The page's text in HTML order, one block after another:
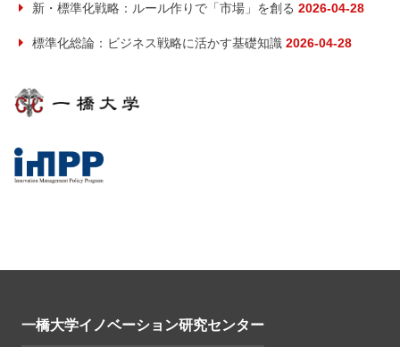
新・標準化戦略：ルール作りで「市場」を創る 2026-04-28
標準化総論：ビジネス戦略に活かす基礎知識 2026-04-28
一橋大学イノベーション研究センター